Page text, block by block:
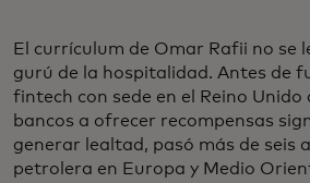
El currículum de Omar Rafii no se
gurú de la hospitalidad. Antes de
fintech con sede en el Reino Unido
bancos a ofrecer recompensas
generar lealtad, pasó más de seis
petrolera en Europa y Medio